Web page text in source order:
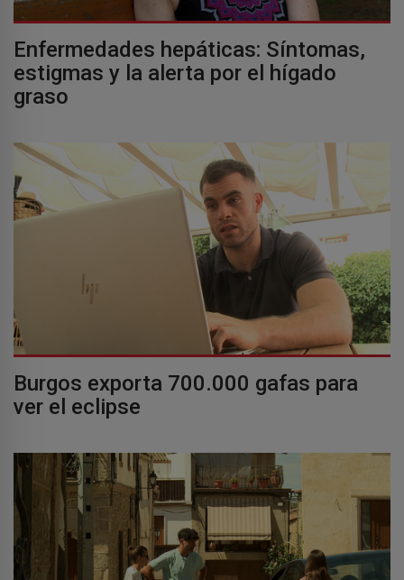
Enfermedades hepáticas: Síntomas,
estigmas y la alerta por el hígado
graso
Burgos exporta 700.000 gafas para
ver el eclipse